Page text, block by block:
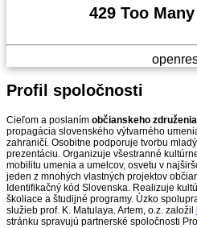
429 Too
Profil spoločnosti
Cieľom a poslaním občianskeho
propagácia slovenského výtvarného
zahraničí. Osobitne podporuje tvorbu
prezentáciu. Organizuje všestranné
mobilitu umenia a umelcov, osvetu v
jeden z mnohých vlastných projektov
Identifikačný kód Slovenska. Realizuje
školiace a študijné programy. Úzko
služieb prof. K. Matulaya. Artem, o.z. založil
stránku spravujú partnerské spoločnosti